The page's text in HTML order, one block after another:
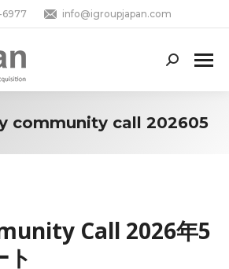
info@igroupjapan.com
Search:
community call 202605
Call 2026年5
ト